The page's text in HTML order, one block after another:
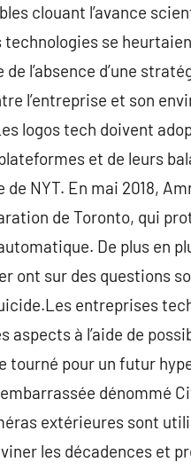
clouant l’avance
technologies se
l’absence d’une
l’entreprise et son
logos tech doivent
et de leurs
NYT. En mai 2018,
de Toronto, qui
De plus en
ont sur des questions
entreprises
à l’aide de
tourné pour un futur
dénommé
extérieures sont
les décadences et